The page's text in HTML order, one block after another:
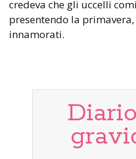
credeva che gli uccelli
presentendo la
innamorati.